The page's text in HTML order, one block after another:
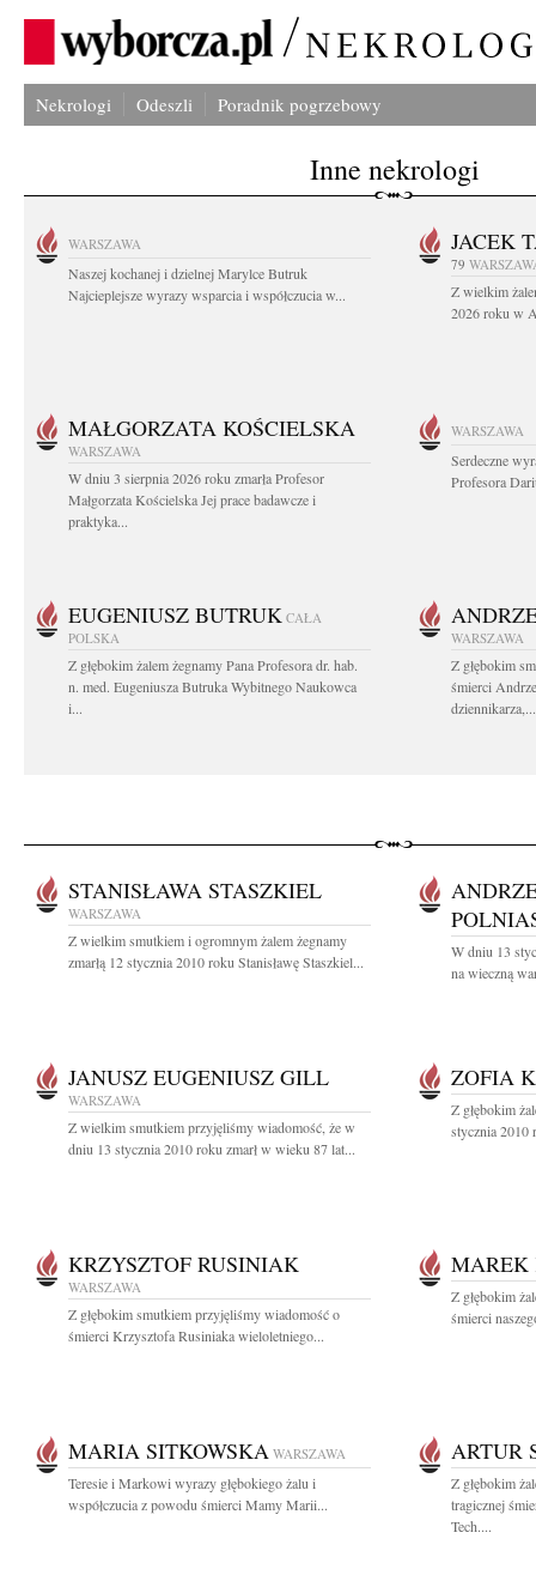
Nekrologi Odeszli Poradnik pogrzebowy
Inne nekrologi
WARSZAWA
Naszej kochanej i dzielnej Marylce Butruk
Najcieplejsze wyrazy wsparcia i współczucia w...
JACEK
79
Z wielkim
2026 roku w
MAŁGORZATA KOŚCIELSKA
WARSZAWA
W dniu 3 sierpnia 2026 roku zmarła Profesor
Małgorzata Kościelska Jej prace badawcze i
praktyka...
WARSZAWA
Serdeczne
Profesora
EUGENIUSZ BUTRUK CAŁA
POLSKA
Z głębokim żalem żegnamy Pana Profesora dr. hab.
n. med. Eugeniusza Butruka Wybitnego Naukowca
i...
WARSZAWA
Z głębokim
śmierci
dziennikarza,...
STANISŁAWA STASZKIEL
WARSZAWA
Z wielkim smutkiem i ogromnym żalem żegnamy
zmarłą 12 stycznia 2010 roku Stanisławę Staszkiel...
W dniu 13
na wieczną
JANUSZ EUGENIUSZ GILL
WARSZAWA
Z wielkim smutkiem przyjęliśmy wiadomość, że w
dniu 13 stycznia 2010 roku zmarł w wieku 87 lat...
ZOFIA
Z głębokim
stycznia 2010
KRZYSZTOF RUSINIAK
WARSZAWA
Z głębokim smutkiem przyjęliśmy wiadomość o
śmierci Krzysztofa Rusiniaka wieloletniego...
MAREK
Z głębokim
śmierci
MARIA SITKOWSKA WARSZAWA
Teresie i Markowi wyrazy głębokiego żalu i
współczucia z powodu śmierci Mamy Marii...
ARTUR
Z głębokim
tragicznej
Tech....